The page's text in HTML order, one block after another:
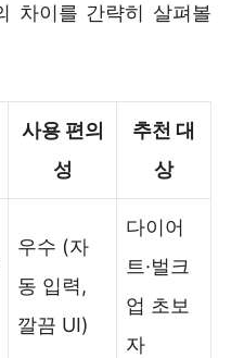
차이를 간략히 살펴볼
사용 편의
성
추천 대
상
우수 (자
동 입력,
깔끔 UI)
다이어
트·벌크
업 초보
자